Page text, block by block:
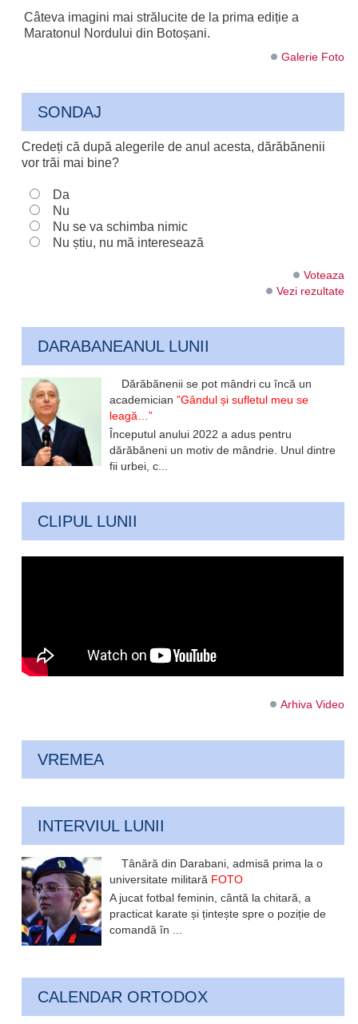
Câteva imagini mai strălucite de la prima ediție a
Maratonul Nordului din Botoșani.
Galerie Foto
SONDAJ
Credeți că după alegerile de anul acesta, dărăbănenii
vor trăi mai bine?
Da
Nu
Nu se va schimba nimic
Nu știu, nu mă interesează
Voteaza
Vezi rezultate
DARABANEANUL LUNII
Dărăbănenii se pot mândri cu încă un
academician”Gândul și sufletul meu se
leagă…”
Începutul anului 2022 a adus pentru
dărăbăneni un motiv de mândrie. Unul dintre
fii urbei, c...
CLIPUL LUNII
Arhiva Video
VREMEA
INTERVIUL LUNII
Tânără din Darabani, admisă prima la o
universitate militară FOTO
A jucat fotbal feminin, cântă la chitară, a
practicat karate și țintește spre o poziție de
comandă în ...
CALENDAR ORTODOX